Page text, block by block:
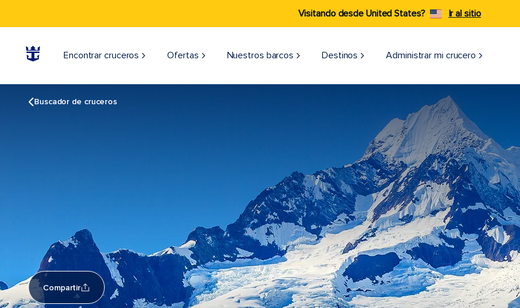
Visitando desde United States? Ir al sitio
Encontrar cruceros Ofertas Nuestros barcos Destinos Administrar mi crucero
Buscador de cruceros
Compartir